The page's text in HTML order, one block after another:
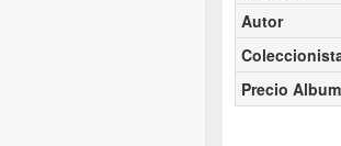
Autor
Precio